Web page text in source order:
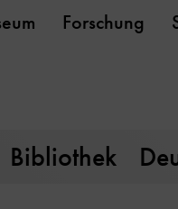
Forschung
Bibliothek